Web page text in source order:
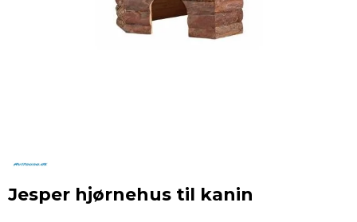
Jesper hjørnehus til kanin